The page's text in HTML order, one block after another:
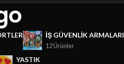
İŞ GÜVENLIK ARMALARI
12 Ürünler
YASTIK